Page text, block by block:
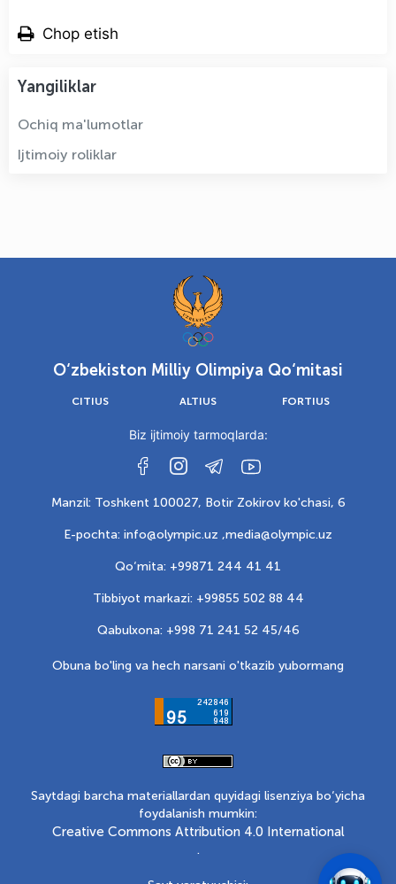
Chop etish
Yangiliklar
Ochiq ma'lumotlar
Ijtimoiy roliklar
O‘zbekiston Milliy Olimpiya Qo‘mitasi
CITIUS ALTIUS FORTIUS
Biz ijtimoiy tarmoqlarda:
Manzil: Toshkent 100027, Botir Zokirov ko'chasi, 6
E-pochta: info@olympic.uz ,media@olympic.uz
Qo‘mita: +99871 244 41 41
Tibbiyot markazi: +99855 502 88 44
Qabulxona: +998 71 241 52 45/46
Obuna bo'ling va hech narsani o'tkazib yubormang
Saytdagi barcha materiallardan quyidagi lisenziya bo‘yicha
foydalanish mumkin:
Creative Commons Attribution 4.0 International
.